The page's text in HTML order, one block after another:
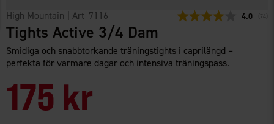
High Mountain | Art 7116 4.0 74
Tights Active 3/4 Dam
Smidiga och snabbtorkande träningstights i caprilängd –
perfekta för varmare dagar och intensiva träningspass.
175 kr